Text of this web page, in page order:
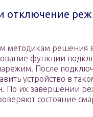
отключение
методикам решения
функции
После
устройство в
По их завершении
состояние